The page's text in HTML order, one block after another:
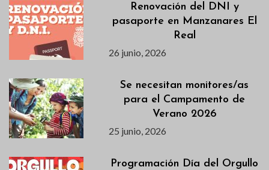
Renovación del DNI y
pasaporte en Manzanares El
Real
26 junio, 2026
Se necesitan monitores/as
para el Campamento de
Verano 2026
25 junio, 2026
Programación Día del Orgullo